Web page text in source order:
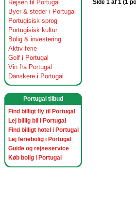
Rejsen til Portugal
Byer & steder i Portugal
Portugisisk sprog
Portugisisk kultur
Bolig & investering
Aktiv ferie
Golf i Portugal
Vin fra Portugal
Danskere i Portugal
Portugal tilbud
Find billigt fly til Portugal
Lej billig bil i Portugal
Find billigt hotel i Portugal
Lej feriebolig i Portugal
Guide og rejseservice
Køb bolig i Portugal
Side 1 af 1 (1